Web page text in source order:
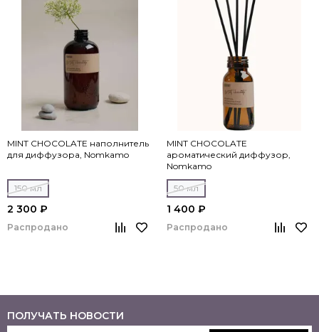
MINT CHOCOLATE наполнитель
для диффузора, Nomkamo
150 мл
2 300 ₽
Распродано
MINT CHOCOLATE
ароматический диффузор,
Nomkamo
50 мл
1 400 ₽
Распродано
ПОЛУЧАТЬ НОВОСТИ